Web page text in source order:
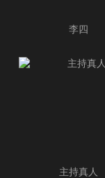
李四
主持真人